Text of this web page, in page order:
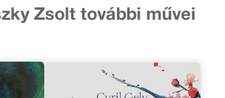
Zsolt további művei